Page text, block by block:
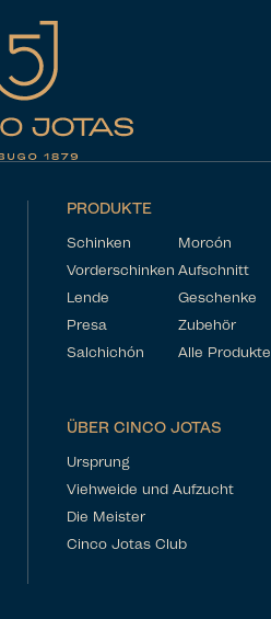
PRODUKTE
Schinken
Vorderschinken
Lende
Presa
Salchichón
Morcón
Aufschnitt
Geschenke
Zubehör
Alle Produkte
ÜBER CINCO JOTAS
Ursprung
Viehweide und Aufzucht
Die Meister
Cinco Jotas Club